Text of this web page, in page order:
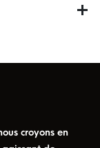
croyons en